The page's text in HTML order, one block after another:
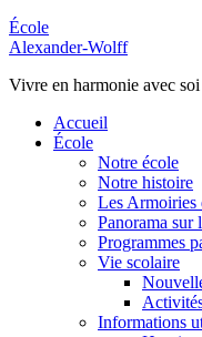
École
Alexander-Wolff
Vivre en harmonie avec soi
Accueil
École
Notre école
Notre histoire
Les Armoiries
Panorama sur
Programmes
Vie scolaire
Informations